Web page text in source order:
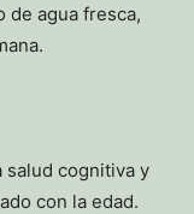
de agua fresca,
salud cognitiva y
con la edad.